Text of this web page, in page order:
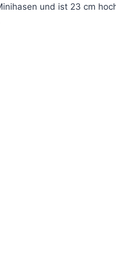
und ist 23 cm